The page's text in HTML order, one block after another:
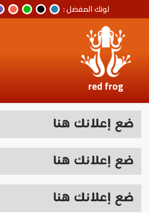
لونك المفضل :
red frog